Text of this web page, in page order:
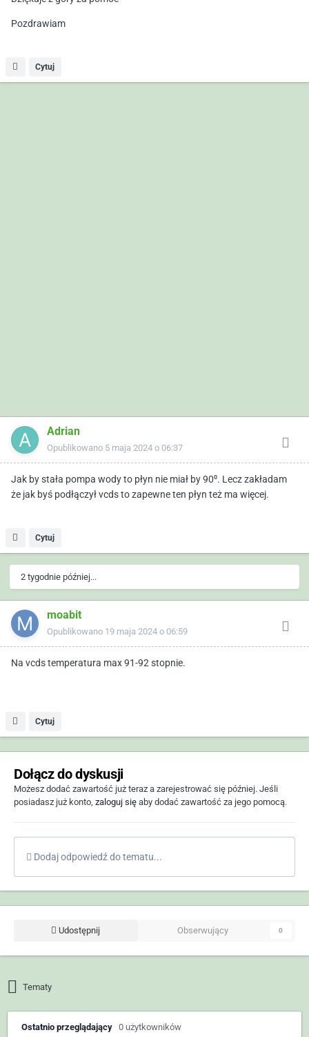
Pozdrawiam
Cytuj
Adrian
Opublikowano 5 maja 2024 o 06:37
Jak by stała pompa wody to płyn nie miał by 90⁰. Lecz zakładam
że jak byś podłączył vcds to zapewne ten płyn też ma więcej.
Cytuj
2 tygodnie później...
moabit
Opublikowano 19 maja 2024 o 06:59
Na vcds temperatura max 91-92 stopnie.
Cytuj
Dołącz do dyskusji
Możesz dodać zawartość już teraz a zarejestrować się później. Jeśli
posiadasz już konto, zaloguj się aby dodać zawartość za jego pomocą.
Dodaj odpowiedź do tematu...
Udostępnij Obserwujący 0
Tematy
Ostatnio przeglądający 0 użytkowników